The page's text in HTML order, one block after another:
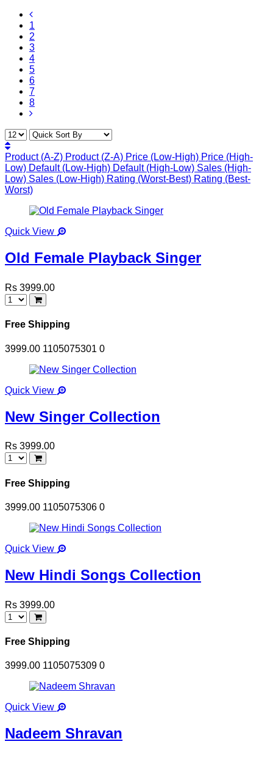
1
2
3
4
5
6
7
8
Product (A-Z) Product (Z-A) Price (Low-High) Price (High-
Low) Default (Low-High) Default (High-Low) Sales (High-
Low) Sales (Low-High) Rating (Worst-Best) Rating (Best-
Worst)
Quick View
Old Female Playback Singer
Rs 3999.00
Free Shipping
3999.00 1105075301 0
Quick View
New Singer Collection
Rs 3999.00
Free Shipping
3999.00 1105075306 0
Quick View
New Hindi Songs Collection
Rs 3999.00
Free Shipping
3999.00 1105075309 0
Quick View
Nadeem Shravan